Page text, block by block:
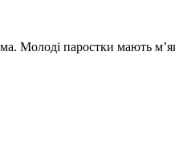
Молоді паростки мають